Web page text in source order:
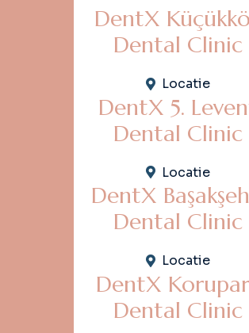
DentX
Dental Clinic
Locatie
DentX 5.
Dental Clinic
Locatie
DentX
Dental Clinic
Locatie
DentX
Dental Clinic